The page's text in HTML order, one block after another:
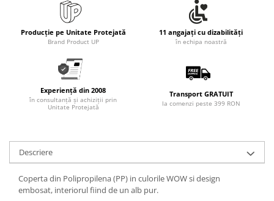
Produse Antibacteriene
Articole pentru baie
Articole pentru bucatarie
Maturi, mopuri si galeti
Hartie igienica, prosoape hartie si
dispensere
Articole pentru rufe, casa,
Articole pentru birou, suprafete,
pardoseli
Intretinere si odorizante masina
Saci de gunoi
Producție pe Unitate Protejată
Brand Product UP
11 angajați cu dizabilități
în echipa noastră
Experiență din 2008
în consultanță și achiziții prin
Unitate Protejată
Transport GRATUIT
la comenzi peste 399 RON
Descriere
Coperta din Polipropilena (PP) in culorile WOW si design
embosat, interiorul fiind de un alb pur.